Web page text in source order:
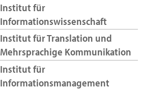
Institut für
Informationswissenschaft
Institut für Translation und
Mehrsprachige Kommunikation
Institut für
Informationsmanagement